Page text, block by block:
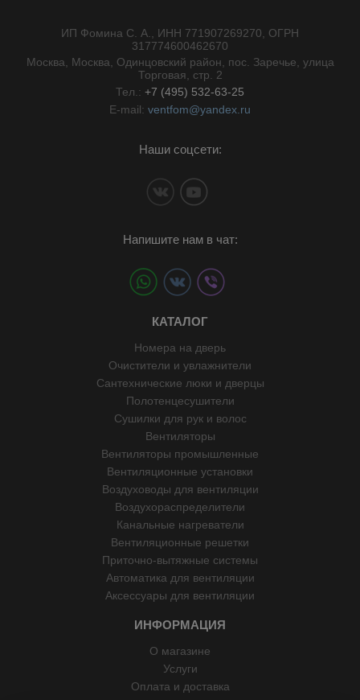
ИП Фомина С. А., ИНН 771907269270, ОГРН
317774600462670
Москва, Москва, Одинцовский район, пос. Заречье, улица
Торговая, стр. 2
Тел.: +7 (495) 532-63-25
E-mail: ventfom@yandex.ru
Наши соцсети:
Напишите нам в чат:
КАТАЛОГ
Номера на дверь
Очистители и увлажнители
Сантехнические люки и дверцы
Полотенцесушители
Сушилки для рук и волос
Вентиляторы
Вентиляторы промышленные
Вентиляционные установки
Воздуховоды для вентиляции
Воздухораспределители
Канальные нагреватели
Вентиляционные решетки
Приточно-вытяжные системы
Автоматика для вентиляции
Аксессуары для вентиляции
ИНФОРМАЦИЯ
О магазине
Услуги
Оплата и доставка